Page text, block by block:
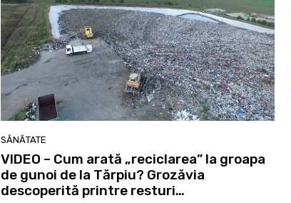
SĂNĂTATE
VIDEO – Cum arată „reciclarea” la groapa
de gunoi de la Tărpiu? Grozăvia
descoperită printre resturi…